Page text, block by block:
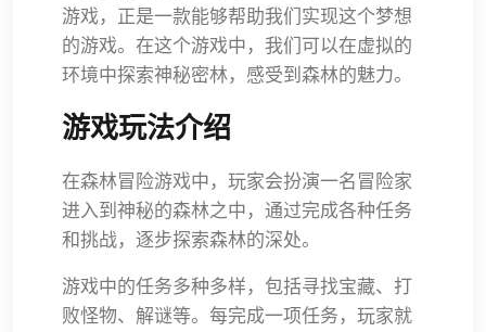
游戏，正是一款能够帮助我们实现这个梦想
的游戏。在这个游戏中，我们可以在虚拟的
环境中探索神秘密林，感受到森林的魅力。
游戏玩法介绍
在森林冒险游戏中，玩家会扮演一名冒险家
进入到神秘的森林之中，通过完成各种任务
和挑战，逐步探索森林的深处。
游戏中的任务多种多样，包括寻找宝藏、打
败怪物、解谜等。每完成一项任务，玩家就